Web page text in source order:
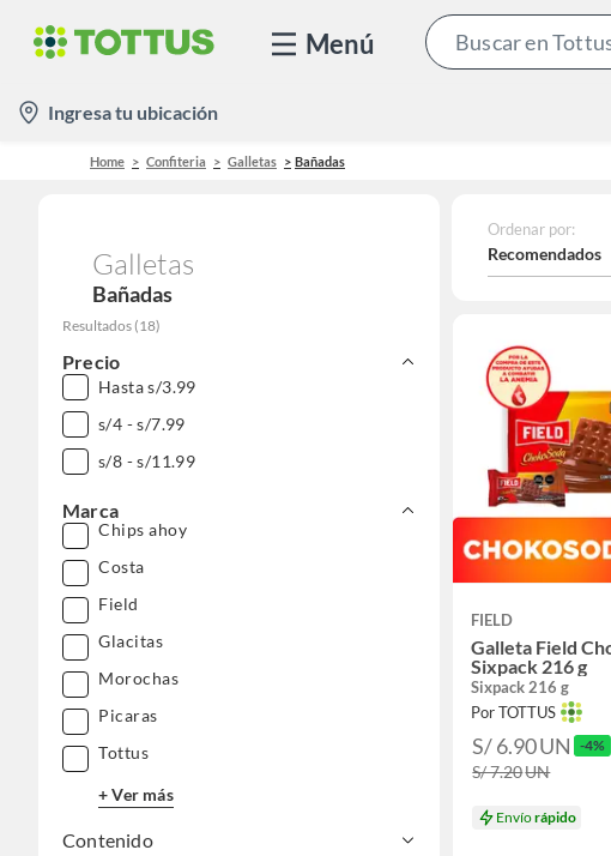
Menú
location-
icon
Ingresa tu ubicación
Home Confiteria Galletas Bañadas
Galletas
Bañadas
Resultados (18)
Precio
Hasta s/3.99
s/4 - s/7.99
s/8 - s/11.99
Marca
Chips ahoy
Costa
Field
Glacitas
Morochas
Picaras
Tottus
+ Ver más
Contenido
Ordenar por:
Recomendados
FIELD
Galleta Field
Sixpack 216 g
Sixpack 216 g
Por TOTTUS
S/ 6.90UN -4%
S/ 7.20UN
Envíorápido